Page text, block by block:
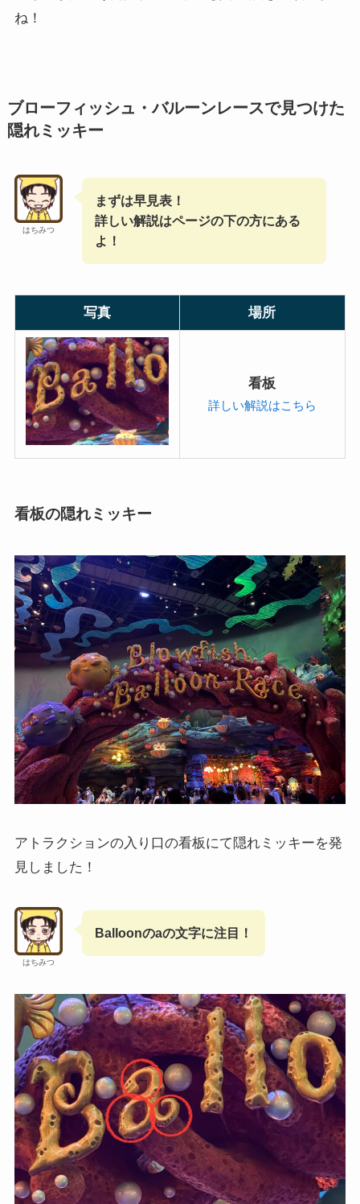
ね！
ブローフィッシュ・バルーンレースで見つけた
隠れミッキー
はちみつ
まずは早見表！
詳しい解説はページの下の方にある
よ！
写真 場所
看板
詳しい解説はこちら
看板の隠れミッキー
アトラクションの入り口の看板にて隠れミッキーを発
見しました！
はちみつ
Balloonのaの文字に注目！